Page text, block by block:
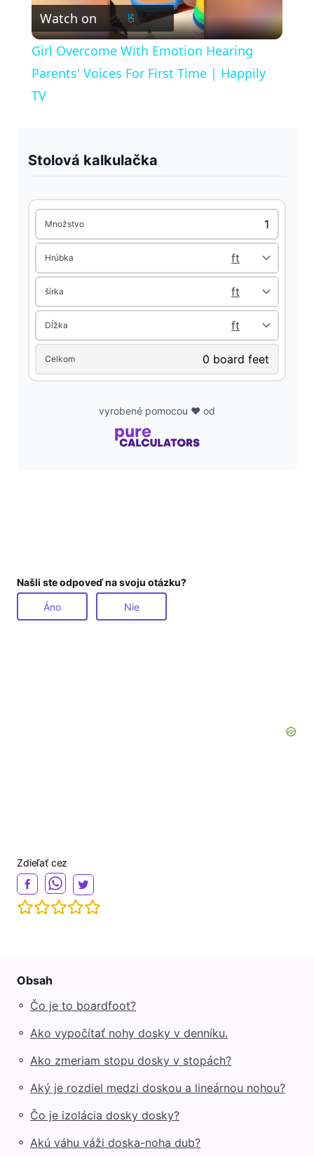
l
a
V
i
d
e
Watch on
Girl Overcome With Emotion Hearing
Parents' Voices For First Time | Happily
TV
Stolová kalkulačka
Množstvo
Hrúbka
šírka
Dĺžka
Celkom
vyrobené pomocou ❤️ od
Našli ste odpoveď na svoju otázku?
Áno Nie
Zdieľať cez
Obsah
◦ Čo je to boardfoot?
◦ Ako vypočítať nohy dosky v denníku.
◦ Ako zmeriam stopu dosky v stopách?
◦ Aký je rozdiel medzi doskou a lineárnou nohou?
◦ Čo je izolácia dosky dosky?
◦ Akú váhu váži doska-noha dub?